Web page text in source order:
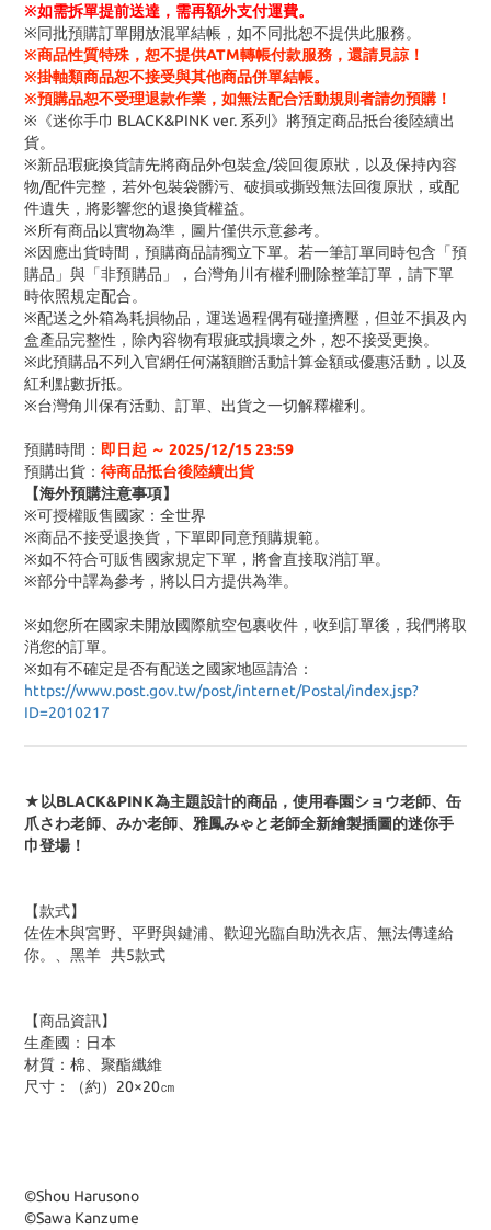
※如需拆單提前送達，需再額外支付運費。
※同批預購訂單開放混單結帳，如不同批恕不提供此服務。
※商品性質特殊，恕不提供ATM轉帳付款服務，還請見諒！
※掛軸類商品恕不接受與其他商品併單結帳。
※預購品恕不受理退款作業，如無法配合活動規則者請勿預購！
※《迷你手巾 BLACK&PINK ver. 系列》將預定商品抵台後陸續出
貨。
※新品瑕疵換貨請先將商品外包裝盒/袋回復原狀，以及保持內容
物/配件完整，若外包裝袋髒污、破損或撕毀無法回復原狀，或配
件遺失，將影響您的退換貨權益。
※所有商品以實物為準，圖片僅供示意參考。
※因應出貨時間，預購商品請獨立下單。若一筆訂單同時包含「預
購品」與「非預購品」，台灣角川有權利刪除整筆訂單，請下單
時依照規定配合。
※配送之外箱為耗損物品，運送過程偶有碰撞擠壓，但並不損及內
盒產品完整性，除內容物有瑕疵或損壞之外，恕不接受更換。
※此預購品不列入官網任何滿額贈活動計算金額或優惠活動，以及
紅利點數折抵。
※台灣角川保有活動、訂單、出貨之一切解釋權利。
預購時間： 即日起 ～ 2025/12/15 23:59
預購出貨： 待商品抵台後陸續出貨
【海外預購注意事項】
※可授權販售國家：全世界
※商品不接受退換貨，下單即同意預購規範。
※如不符合可販售國家規定下單，將會直接取消訂單。
※部分中譯為參考，將以日方提供為準。
※如您所在國家未開放國際航空包裹收件，收到訂單後，我們將取
消您的訂單。
※如有不確定是否有配送之國家地區請洽：
https://www.post.gov.tw/post/internet/Postal/index.jsp?
ID=2010217
★以BLACK&PINK為主題設計的商品， 使用春園ショウ老師、缶
爪さわ老師、みか老師、雅鳳みゃと老師全新繪製插圖的迷你手
巾登場！
【款式】
佐佐木與宮野、平野與鍵浦、歡迎光臨自助洗衣店、無法傳達給
你。、黑羊 共5款式
【商品資訊】
生產國：日本
材質：棉、聚酯纖維
尺寸：（約）20×20㎝
©Shou Harusono
©Sawa Kanzume